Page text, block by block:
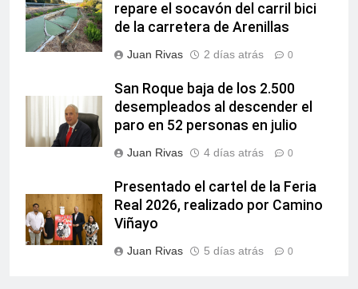
repare el socavón del carril bici
de la carretera de Arenillas
Juan Rivas 2 días atrás 0
San Roque baja de los 2.500
desempleados al descender el
paro en 52 personas en julio
Juan Rivas 4 días atrás 0
Presentado el cartel de la Feria
Real 2026, realizado por Camino
Viñayo
Juan Rivas 5 días atrás 0